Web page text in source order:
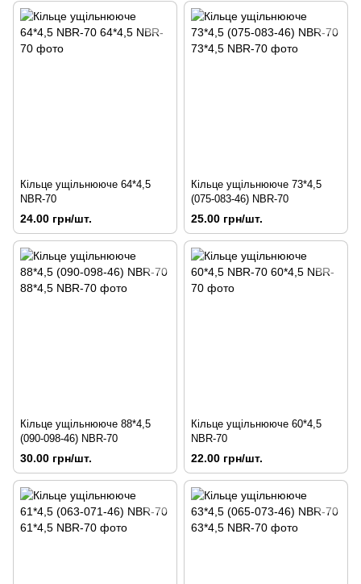
Кільце ущільнююче 64*4,5
NBR-70
24.00 грн/шт.
Кільце ущільнююче 73*4,5
(075-083-46) NBR-70
25.00 грн/шт.
Кільце ущільнююче 88*4,5
(090-098-46) NBR-70
30.00 грн/шт.
Кільце ущільнююче 60*4,5
NBR-70
22.00 грн/шт.